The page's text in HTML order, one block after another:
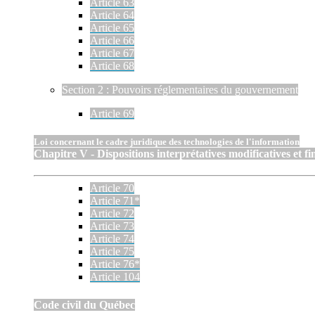
Article 63
Article 64
Article 65
Article 66
Article 67
Article 68
Section 2 : Pouvoirs réglementaires du gouvernement
Article 69
Loi concernant le cadre juridique des technologies de l'information
Chapitre V - Dispositions interprétatives modificatives et
Article 70
Article 71*
Article 72
Article 73
Article 74
Article 75
Article 76*
Article 104
Code civil du Québec